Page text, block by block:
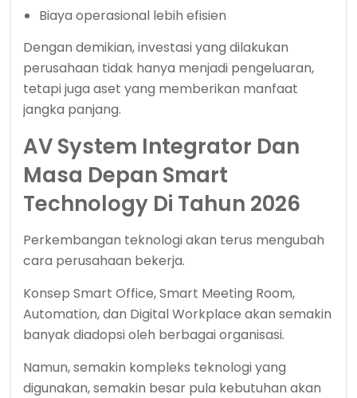
Biaya operasional lebih efisien
Dengan demikian, investasi yang dilakukan
perusahaan tidak hanya menjadi pengeluaran,
tetapi juga aset yang memberikan manfaat
jangka panjang.
AV System Integrator Dan
Masa Depan Smart
Technology Di Tahun 2026
Perkembangan teknologi akan terus mengubah
cara perusahaan bekerja.
Konsep Smart Office, Smart Meeting Room,
Automation, dan Digital Workplace akan semakin
banyak diadopsi oleh berbagai organisasi.
Namun, semakin kompleks teknologi yang
digunakan, semakin besar pula kebutuhan akan